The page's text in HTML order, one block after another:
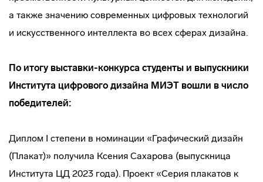
а также значению современных цифровых технологий
и искусственного интеллекта во всех сферах дизайна.
По итогу выставки-конкурса студенты и выпускники
Института цифрового дизайна МИЭТ вошли в число
победителей:
Диплом I степени в номинации «Графический дизайн
(Плакат)» получила Ксения Сахарова (выпускница
Института ЦД 2023 года). Проект «Серия плакатов к